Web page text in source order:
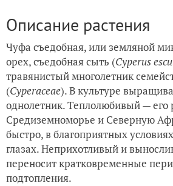
Описание растения
Чуфа съедобная, или земляной
орех, съедобная сыть (Cyperus
травянистый многолетник
(Cyperaceae). В культуре
однолетник. Теплолюбивый — его
Средиземноморье и Северную
быстро, в благоприятных
глазах. Неприхотливый и
переносит кратковременные
подтопления.